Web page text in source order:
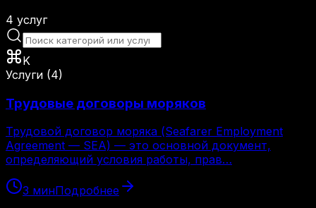
4 услуг
K
Услуги (4)
Трудовые договоры моряков
Трудовой договор моряка (Seafarer Employment
Agreement — SEA) — это основной документ,
определяющий условия работы, прав…
3 минПодробнее